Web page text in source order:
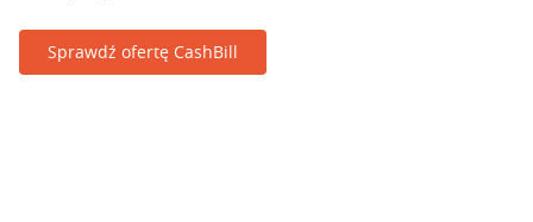
Sprawdź ofertę CashBill